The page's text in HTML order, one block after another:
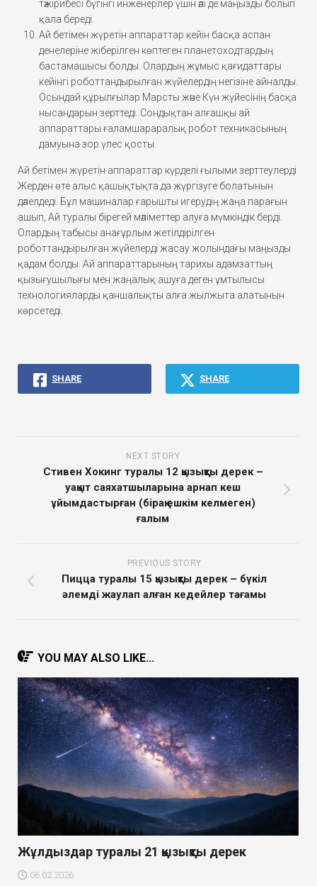
тәжірибесі бүгінгі инженерлер үшін әлі де маңызды болып
қала береді.
Ай бетімен жүретін аппараттар кейін басқа аспан
денелеріне жіберілген көптеген планетоходтардың
бастамашысы болды. Олардың жұмыс қағидаттары
кейінгі роботтандырылған жүйелердің негізіне айналды.
Осындай құрылғылар Марсты және Күн жүйесінің басқа
нысандарын зерттеді. Сондықтан алғашқы ай
аппараттары ғаламшараралық робот техникасының
дамуына зор үлес қосты.
Ай бетімен жүретін аппараттар күрделі ғылыми зерттеулерді
Жерден өте алыс қашықтықта да жүргізуге болатынын
дәлелдеді. Бұл машиналар ғарышты игерудің жаңа парағын
ашып, Ай туралы бірегей мәліметтер алуға мүмкіндік берді.
Олардың табысы анағұрлым жетілдірілген
роботтандырылған жүйелерді жасау жолындағы маңызды
қадам болды. Ай аппараттарының тарихы адамзаттың
қызығушылығы мен жаңалық ашуға деген ұмтылысы
технологияларды қаншалықты алға жылжыта алатынын
көрсетеді.
SHARE SHARE
NEXT STORY
Стивен Хокинг туралы 12 қызықты дерек –
уақыт саяхатшыларына арнап кеш
ұйымдастырған (бірақ ешкім келмеген)
ғалым
PREVIOUS STORY
Пицца туралы 15 қызықты дерек – бүкіл
әлемді жаулап алған кедейлер тағамы
YOU MAY ALSO LIKE...
Жұлдыздар туралы 21 қызықты дерек
06.02.2026